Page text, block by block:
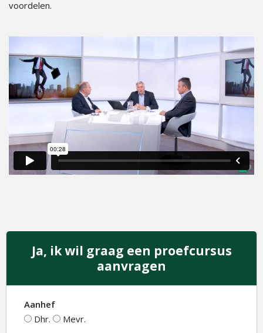
voordelen.
Ja, ik wil graag een proefcursus
aanvragen
Aanhef
Dhr.
Mevr.